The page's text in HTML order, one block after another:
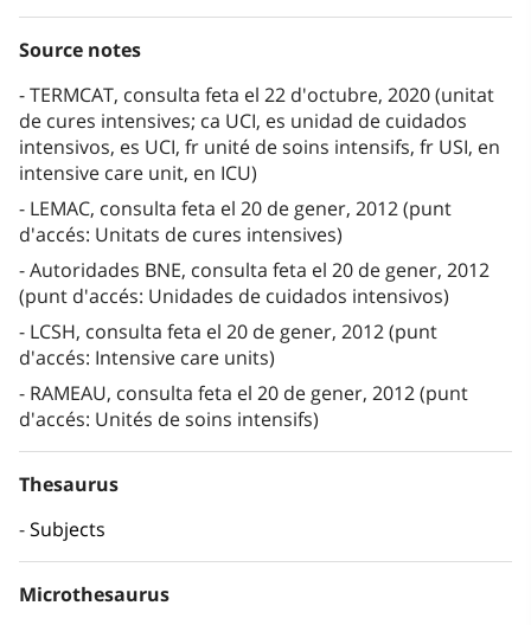
Source notes
TERMCAT, consulta feta el 22 d'octubre, 2020 (unitat
de cures intensives; ca UCI, es unidad de cuidados
intensivos, es UCI, fr unité de soins intensifs, fr USI, en
intensive care unit, en ICU)
LEMAC, consulta feta el 20 de gener, 2012 (punt
d'accés: Unitats de cures intensives)
Autoridades BNE, consulta feta el 20 de gener, 2012
(punt d'accés: Unidades de cuidados intensivos)
LCSH, consulta feta el 20 de gener, 2012 (punt
d'accés: Intensive care units)
RAMEAU, consulta feta el 20 de gener, 2012 (punt
d'accés: Unités de soins intensifs)
Thesaurus
Subjects
Microthesaurus